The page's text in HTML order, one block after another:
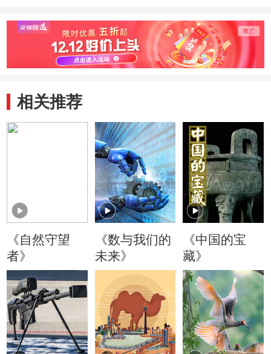
烃类混合物
功案例
相关推荐
《自然守望
者》
《数与我们的
未来》
《中国的宝
藏》